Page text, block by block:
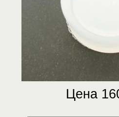
Цена